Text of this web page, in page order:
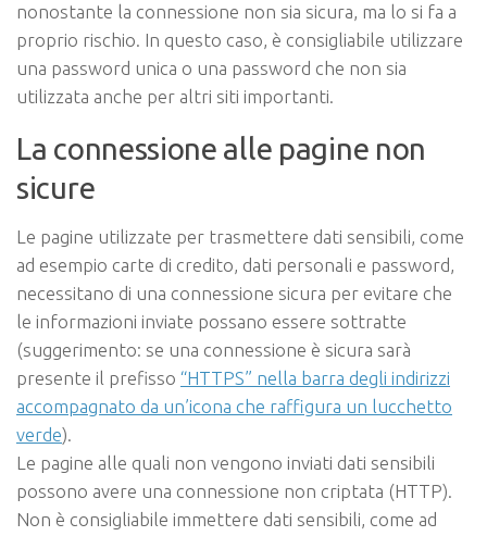
nonostante la connessione non sia sicura, ma lo si fa a
proprio rischio. In questo caso, è consigliabile utilizzare
una password unica o una password che non sia
utilizzata anche per altri siti importanti.
La connessione alle pagine non
sicure
Le pagine utilizzate per trasmettere dati sensibili, come
ad esempio carte di credito, dati personali e password,
necessitano di una connessione sicura per evitare che
le informazioni inviate possano essere sottratte
(suggerimento: se una connessione è sicura sarà
presente il prefisso “HTTPS” nella barra degli indirizzi
accompagnato da un’icona che raffigura un lucchetto
verde).
Le pagine alle quali non vengono inviati dati sensibili
possono avere una connessione non criptata (HTTP).
Non è consigliabile immettere dati sensibili, come ad